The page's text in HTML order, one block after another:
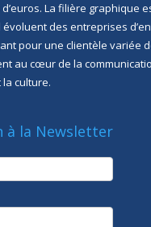
La filière graphique
des entreprises
pour une clientèle variée
au cœur de la
la culture.
à la Newsletter